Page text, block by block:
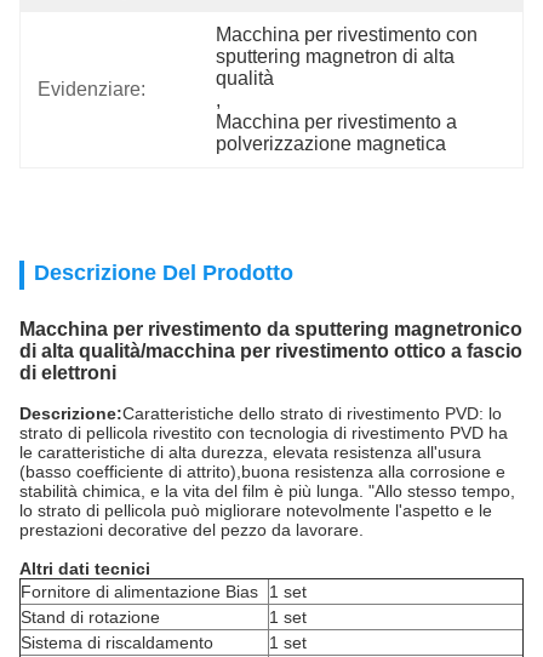
Evidenziare:
Macchina per rivestimento con
sputtering magnetron di alta
qualità
,
Macchina per rivestimento a
polverizzazione magnetica
Descrizione Del Prodotto
Macchina per rivestimento da sputtering magnetronico
di alta qualità/macchina per rivestimento ottico a fascio
di elettroni
Descrizione:Caratteristiche dello strato di rivestimento PVD: lo
strato di pellicola rivestito con tecnologia di rivestimento PVD ha
le caratteristiche di alta durezza, elevata resistenza all'usura
(basso coefficiente di attrito),buona resistenza alla corrosione e
stabilità chimica, e la vita del film è più lunga. "Allo stesso tempo,
lo strato di pellicola può migliorare notevolmente l'aspetto e le
prestazioni decorative del pezzo da lavorare.
Altri dati tecnici
Fornitore di alimentazione Bias
1 set
Stand di rotazione
1 set
Sistema di riscaldamento
1 set